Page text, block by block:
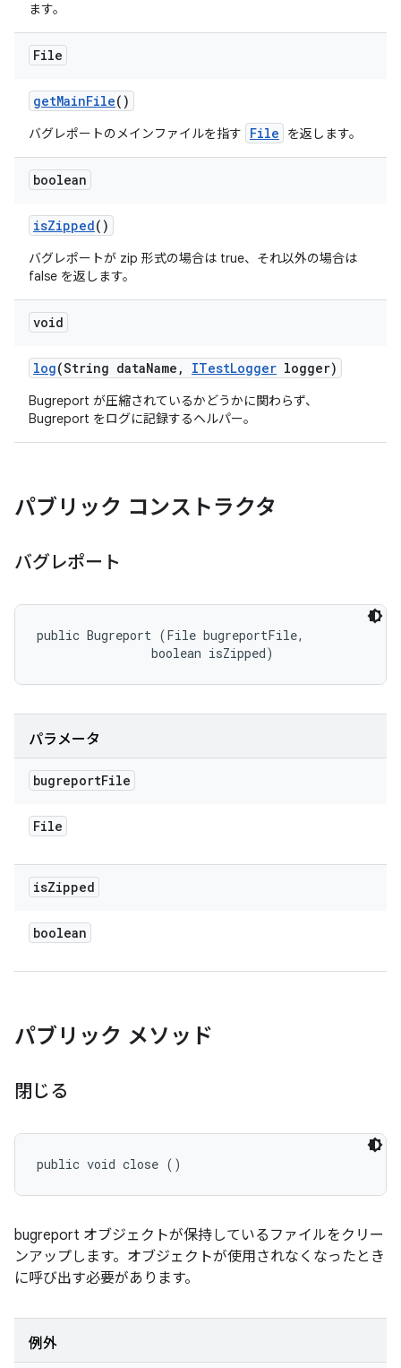
ます。
File
getMainFile()
バグレポートのメインファイルを指す File を返します。
boolean
isZipped()
バグレポートが zip 形式の場合は true、それ以外の場合は
false を返します。
void
log(String dataName , ITestLogger logger)
Bugreport が圧縮されているかどうかに関わらず、
Bugreport をログに記録するヘルパー。
パブリック コンストラクタ
バグレポート
public Bugreport (File bugreportFile,
                boolean isZipped)
パラメータ
bugreportFile
File
isZipped
boolean
パブリック メソッド
閉じる
public void close ()
bugreport オブジェクトが保持しているファイルをクリー
ンアップします。オブジェクトが使用されなくなったとき
に呼び出す必要があります。
例外